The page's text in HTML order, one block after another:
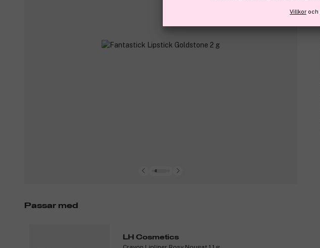
Passar med
LH Cosmetics
Villkor och